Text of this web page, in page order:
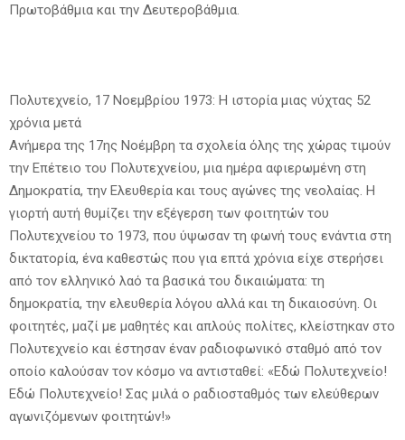
Πρωτοβάθμια και την Δευτεροβάθμια.
Πολυτεχνείο, 17 Νοεμβρίου 1973: Η ιστορία μιας νύχτας 52
χρόνια μετά
Ανήμερα της 17ης Νοέμβρη τα σχολεία όλης της χώρας τιμούν
την Επέτειο του Πολυτεχνείου, μια ημέρα αφιερωμένη στη
Δημοκρατία, την Ελευθερία και τους αγώνες της νεολαίας. Η
γιορτή αυτή θυμίζει την εξέγερση των φοιτητών του
Πολυτεχνείου το 1973, που ύψωσαν τη φωνή τους ενάντια στη
δικτατορία, ένα καθεστώς που για επτά χρόνια είχε στερήσει
από τον ελληνικό λαό τα βασικά του δικαιώματα: τη
δημοκρατία, την ελευθερία λόγου αλλά και τη δικαιοσύνη. Οι
φοιτητές, μαζί με μαθητές και απλούς πολίτες, κλείστηκαν στο
Πολυτεχνείο και έστησαν έναν ραδιοφωνικό σταθμό από τον
οποίο καλούσαν τον κόσμο να αντισταθεί: «Εδώ Πολυτεχνείο!
Εδώ Πολυτεχνείο! Σας μιλά ο ραδιοσταθμός των ελεύθερων
αγωνιζόμενων φοιτητών!»